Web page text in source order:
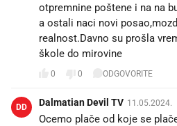
otpremnine poštene i na na
a ostali naci novi
realnost.Davno su prošla
škole do mirovine
0 0 ODGOVORITE
DD Dalmatian Devil TV 11.05.2024.
Ocemo plače od koje se